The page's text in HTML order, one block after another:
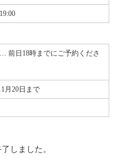
前日18時までにご予約くださ
月20日まで
しました。